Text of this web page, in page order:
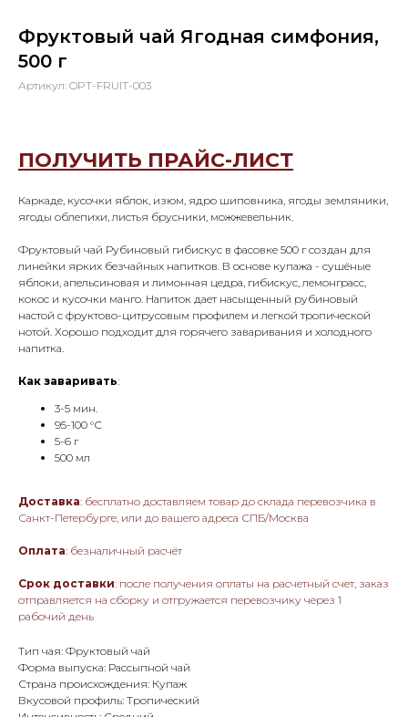
Фруктовый чай Ягодная симфония,
500 г
Артикул: OPT-FRUIT-003
ПОЛУЧИТЬ ПРАЙС-ЛИСТ
Каркаде, кусочки яблок, изюм, ядро шиповника, ягоды земляники,
ягоды облепихи, листья брусники, можжевельник.
Фруктовый чай Рубиновый гибискус в фасовке 500 г создан для
линейки ярких безчайных напитков. В основе купажа - сушёные
яблоки, апельсиновая и лимонная цедра, гибискус, лемонграсс,
кокос и кусочки манго. Напиток дает насыщенный рубиновый
настой с фруктово-цитрусовым профилем и легкой тропической
нотой. Хорошо подходит для горячего заваривания и холодного
напитка.
Как заваривать:
3-5 мин.
95-100 °С
5-6 г
500 мл
Доставка: бесплатно доставляем товар до склада перевозчика в
Санкт-Петербурге, или до вашего адреса СПБ/Москва
Оплата: безналичный расчёт
Срок доставки: после получения оплаты на расчетный счет, заказ
отправляется на сборку и отгружается перевозчику через 1
рабочий день
Тип чая: Фруктовый чай
Форма выпуска: Рассыпной чай
Страна происхождения: Купаж
Вкусовой профиль: Тропический